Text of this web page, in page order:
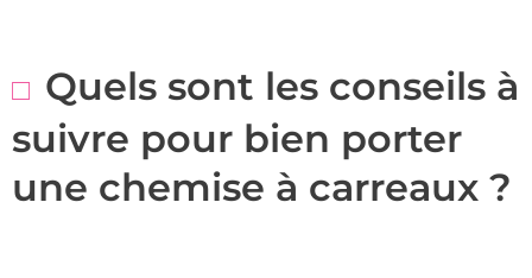
Quels sont les conseils à
suivre pour bien porter
une chemise à carreaux ?